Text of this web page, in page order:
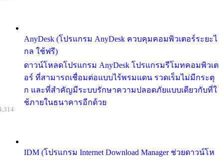
AnyDesk (โปรแกรม AnyDesk ควบคุมคอมพิวเตอร์ระยะไ
กล ใช้ฟรี)
ดาวน์โหลดโปรแกรม AnyDesk โปรแกรมรีโมทคอมพิวเต
อร์ ที่สามารถเชื่อมต่อแบบไร้พรมแดน รวดเร็มไม่มีกระตุ
ก และที่สำคัญมีระบบรักษาความปลอดภัยแบบเดียวกับที่ใ
ช้ภายในธนาคารอีกด้วย
IDM (โปรแกรม Internet Download Manager ช่วยดาวน์โห